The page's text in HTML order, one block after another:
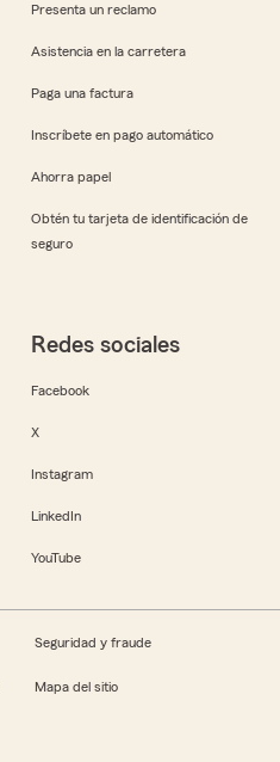
Presenta un reclamo
Asistencia en la carretera
Paga una factura
Inscríbete en pago automático
Ahorra papel
Obtén tu tarjeta de identificación de
seguro
Redes sociales
Facebook
X
Instagram
LinkedIn
YouTube
Seguridad y fraude
Mapa del sitio